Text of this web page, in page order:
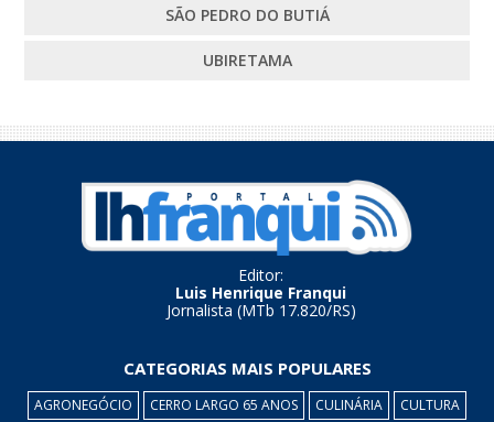
SÃO PEDRO DO BUTIÁ
UBIRETAMA
Editor:
Luis Henrique Franqui
Jornalista (MTb 17.820/RS)
CATEGORIAS MAIS POPULARES
AGRONEGÓCIO CERRO LARGO 65 ANOS CULINÁRIA CULTURA